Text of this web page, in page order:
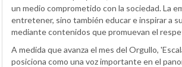
un medio comprometido con la sociedad. La
entretener, sino también educar e inspirar a
mediante contenidos que promuevan el
A medida que avanza el mes del Orgullo,
posiciona como una voz importante en el